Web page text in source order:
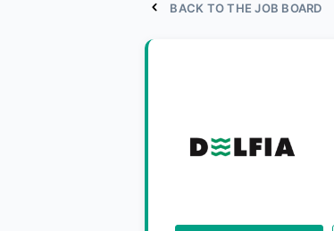
BACK TO THE JOB BOARD